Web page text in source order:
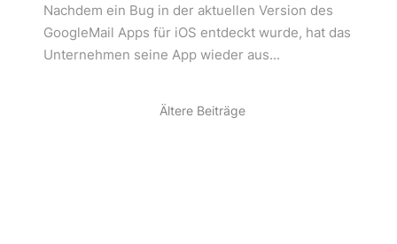
Nachdem ein Bug in der aktuellen Version des
GoogleMail Apps für iOS entdeckt wurde, hat das
Unternehmen seine App wieder aus...
Ältere Beiträge